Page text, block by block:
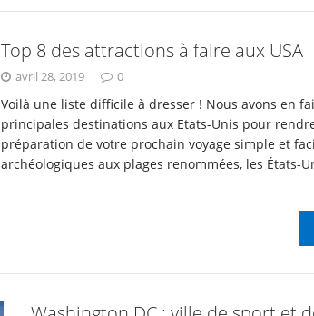
Top 8 des attractions à faire aux USA
avril 28, 2019 0
Voilà une liste difficile à dresser ! Nous avons en
principales destinations aux Etats-Unis pour
préparation de votre prochain voyage simple et
archéologiques aux plages renommées, les États-